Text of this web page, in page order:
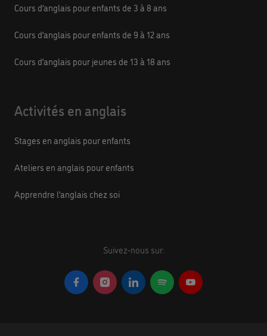
Cours d’anglais pour enfants de 3 à 8 ans
Cours d’anglais pour enfants de 9 à 12 ans
Cours d’anglais pour jeunes de 13 à 18 ans
Activités en anglais
Stages en anglais pour enfants
Ateliers en anglais pour enfants
Apprendre l’anglais chez soi
Suivez-nous sur: